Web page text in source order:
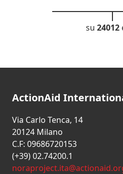
su 24012
ActionAid
Via Carlo Tenca, 14
20124 Milano
C.F: 09686720153
(+39) 02.74200.1